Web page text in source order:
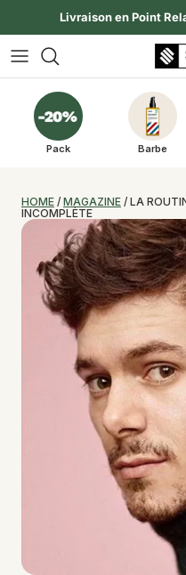
Livraison en Point
Pack Barbe
HOME / MAGAZINE / LA
INCOMPLÈTE